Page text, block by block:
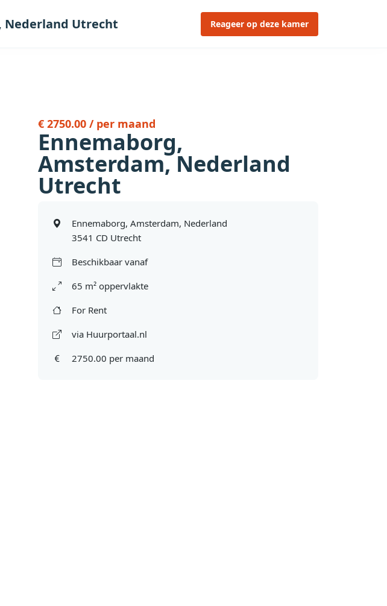
Nederland Utrecht Reageer op deze kamer
€ 2750.00 / per maand
Ennemaborg,
Amsterdam, Nederland
Utrecht
Ennemaborg, Amsterdam, Nederland
3541 CD Utrecht
Beschikbaar vanaf
65 m² oppervlakte
For Rent
via Huurportaal.nl
2750.00 per maand